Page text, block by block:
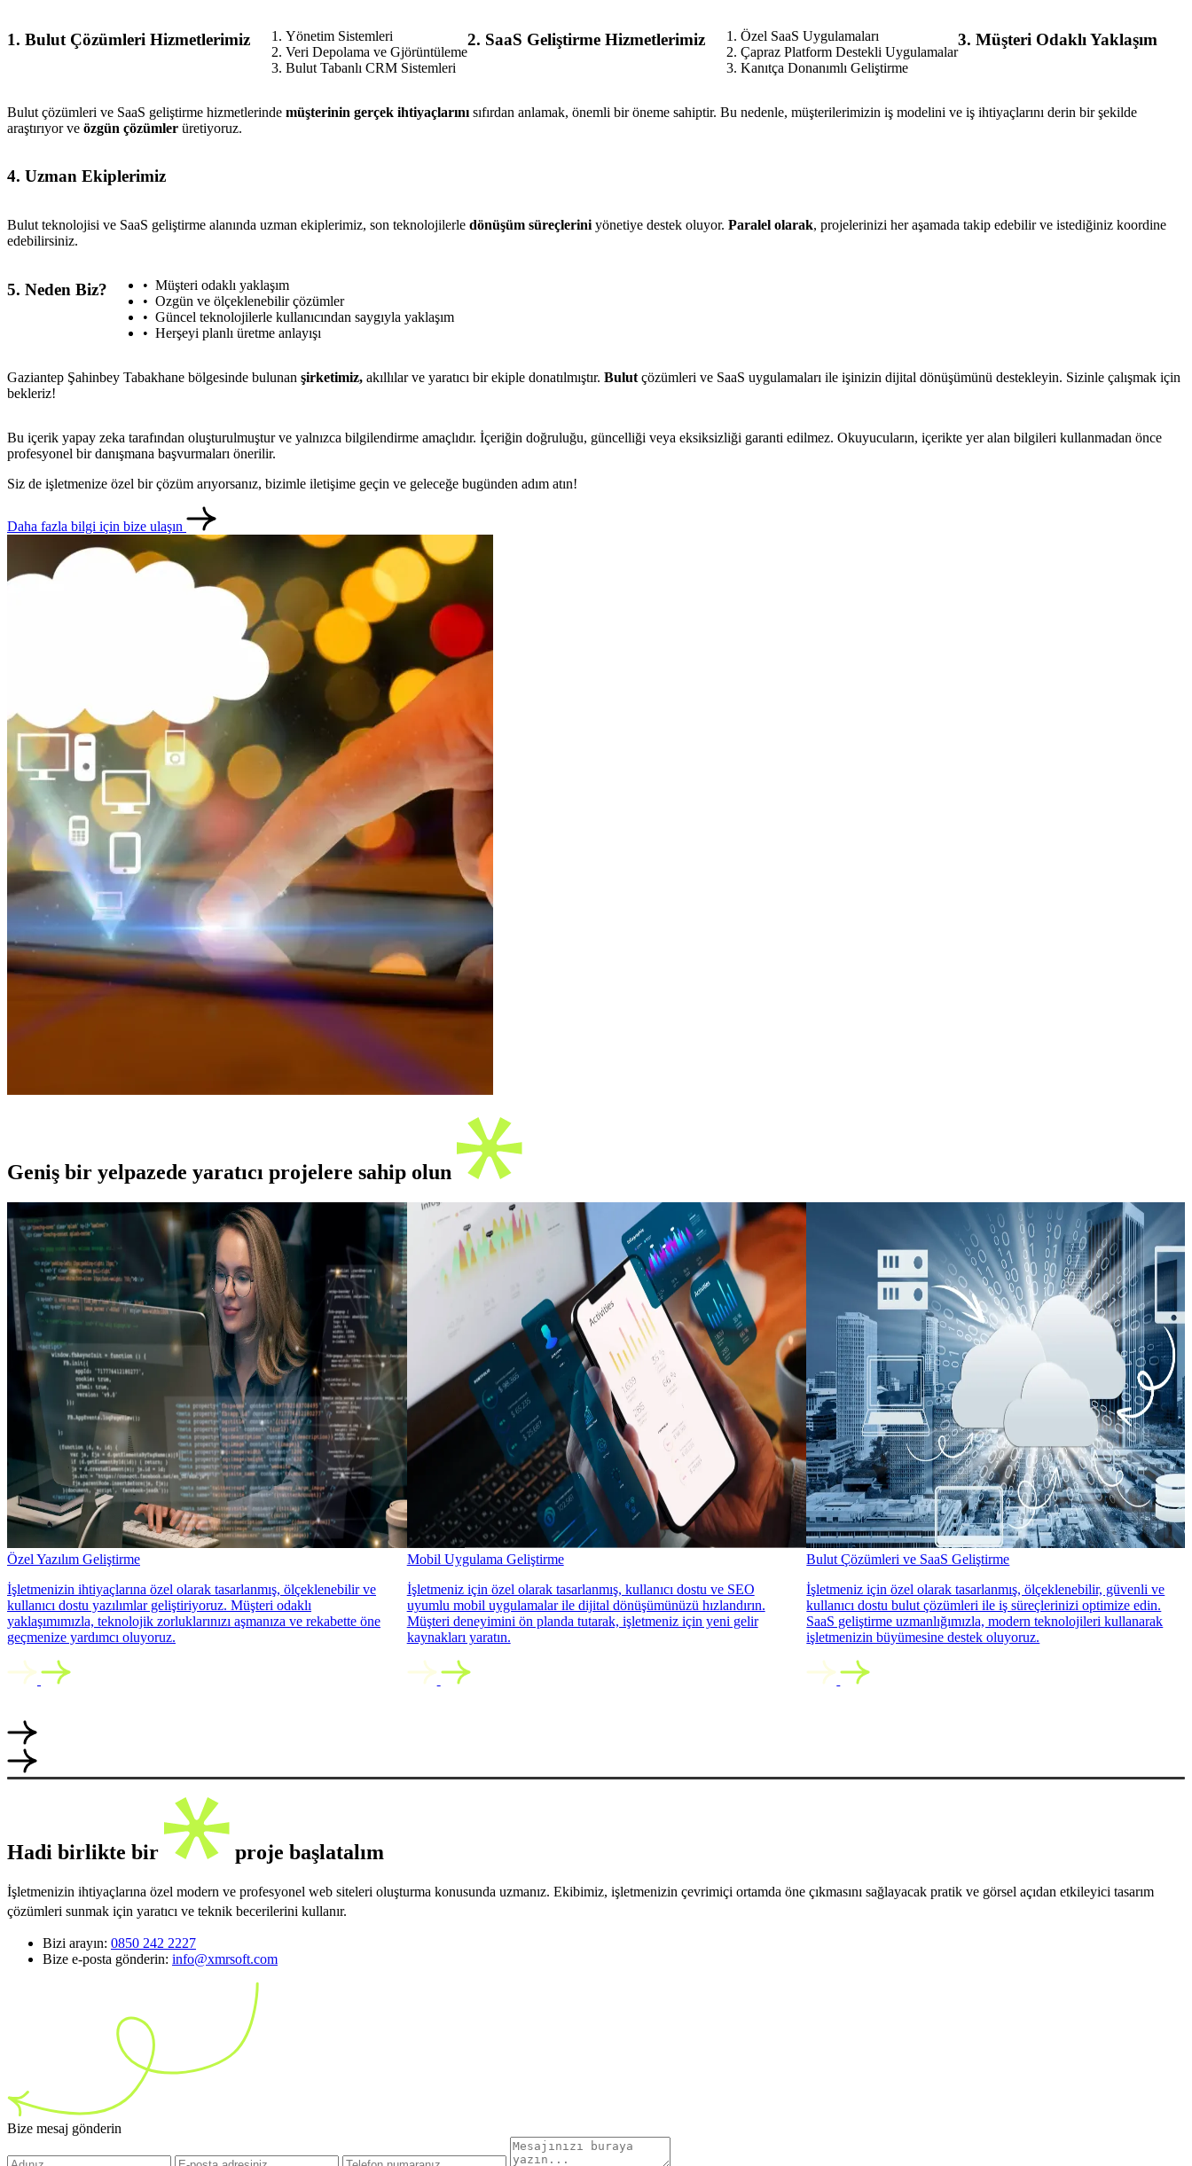
1. Bulut Çözümleri Hizmetlerimiz
Yönetim Sistemleri
Veri Depolama ve Gjörüntüleme
Bulut Tabanlı CRM Sistemleri
2. SaaS Geliştirme Hizmetlerimiz
Özel SaaS Uygulamaları
Çapraz Platform Destekli Uygulamalar
Kanıtça Donanımlı Geliştirme
3. Müşteri Odaklı Yaklaşım
Bulut çözümleri ve SaaS geliştirme hizmetlerinde müşterinin gerçek ihtiyaçlarını sıfırdan anlamak, önemli bir öneme sahiptir. Bu nedenle, müşterilerimizin iş modelini ve iş ihtiyaçlarını derin bir şekilde
araştırıyor ve özgün çözümler üretiyoruz.
4. Uzman Ekiplerimiz
Bulut teknolojisi ve SaaS geliştirme alanında uzman ekiplerimiz, son teknolojilerle dönüşüm süreçlerini yönetiye destek oluyor. Paralel olarak, projelerinizi her aşamada takip edebilir ve istediğiniz koordine
edebilirsiniz.
5. Neden Biz?
Müşteri odaklı yaklaşım
Ozgün ve ölçeklenebilir çözümler
Güncel teknolojilerle kullanıcından saygıyla yaklaşım
Herşeyi planlı üretme anlayışı
Gaziantep Şahinbey Tabakhane bölgesinde bulunan şirketimiz, akıllılar ve yaratıcı bir ekiple donatılmıştır. Bulut çözümleri ve SaaS uygulamaları ile işinizin dijital dönüşümünü destekleyin. Sizinle çalışmak için
bekleriz!
Bu içerik yapay zeka tarafından oluşturulmuştur ve yalnızca bilgilendirme amaçlıdır. İçeriğin doğruluğu, güncelliği veya eksiksizliği garanti edilmez. Okuyucuların, içerikte yer alan bilgileri kullanmadan önce
profesyonel bir danışmana başvurmaları önerilir.
Siz de işletmenize özel bir çözüm arıyorsanız, bizimle iletişime geçin ve geleceğe bugünden adım atın!
Daha fazla bilgi için bize ulaşın
Geniş bir yelpazede yaratıcı projelere sahip olun
Özel Yazılım Geliştirme
İşletmenizin ihtiyaçlarına özel olarak tasarlanmış, ölçeklenebilir ve
kullanıcı dostu yazılımlar geliştiriyoruz. Müşteri odaklı
yaklaşımımızla, teknolojik zorluklarınızı aşmanıza ve rekabette öne
geçmenize yardımcı oluyoruz.
Mobil Uygulama Geliştirme
İşletmeniz için özel olarak tasarlanmış, kullanıcı dostu ve SEO
uyumlu mobil uygulamalar ile dijital dönüşümünüzü hızlandırın.
Müşteri deneyimini ön planda tutarak, işletmeniz için yeni gelir
kaynakları yaratın.
Bulut Çözümleri ve SaaS Geliştirme
İşletmeniz için özel olarak tasarlanmış, ölçeklenebilir, güvenli ve
kullanıcı dostu bulut çözümleri ile iş süreçlerinizi optimize edin.
SaaS geliştirme uzmanlığımızla, modern teknolojileri kullanarak
işletmenizin büyümesine destek oluyoruz.
Hadi birlikte bir proje başlatalım
İşletmenizin ihtiyaçlarına özel modern ve profesyonel web siteleri oluşturma konusunda uzmanız. Ekibimiz, işletmenizin çevrimiçi ortamda öne çıkmasını sağlayacak pratik ve görsel açıdan etkileyici tasarım
çözümleri sunmak için yaratıcı ve teknik becerilerini kullanır.
Bizi arayın: 0850 242 2227
Bize e-posta gönderin: info@xmrsoft.com
Bize mesaj gönderin